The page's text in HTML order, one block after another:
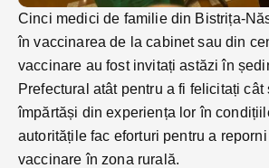
Cinci medici de familie din Bistrița-
în vaccinarea de la cabinet sau din
vaccinare au fost invitați astăzi în
Prefectural atât pentru a fi felicitați cât
împărtăși din experiența lor în
autoritățile fac eforturi pentru a
vaccinare în zona rurală.